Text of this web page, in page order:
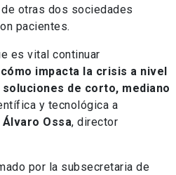
otras dos sociedades
pacientes.
es vital continuar
impacta la crisis a nivel
de corto, mediano
y tecnológica a
Álvaro Ossa, director
por la subsecretaria de